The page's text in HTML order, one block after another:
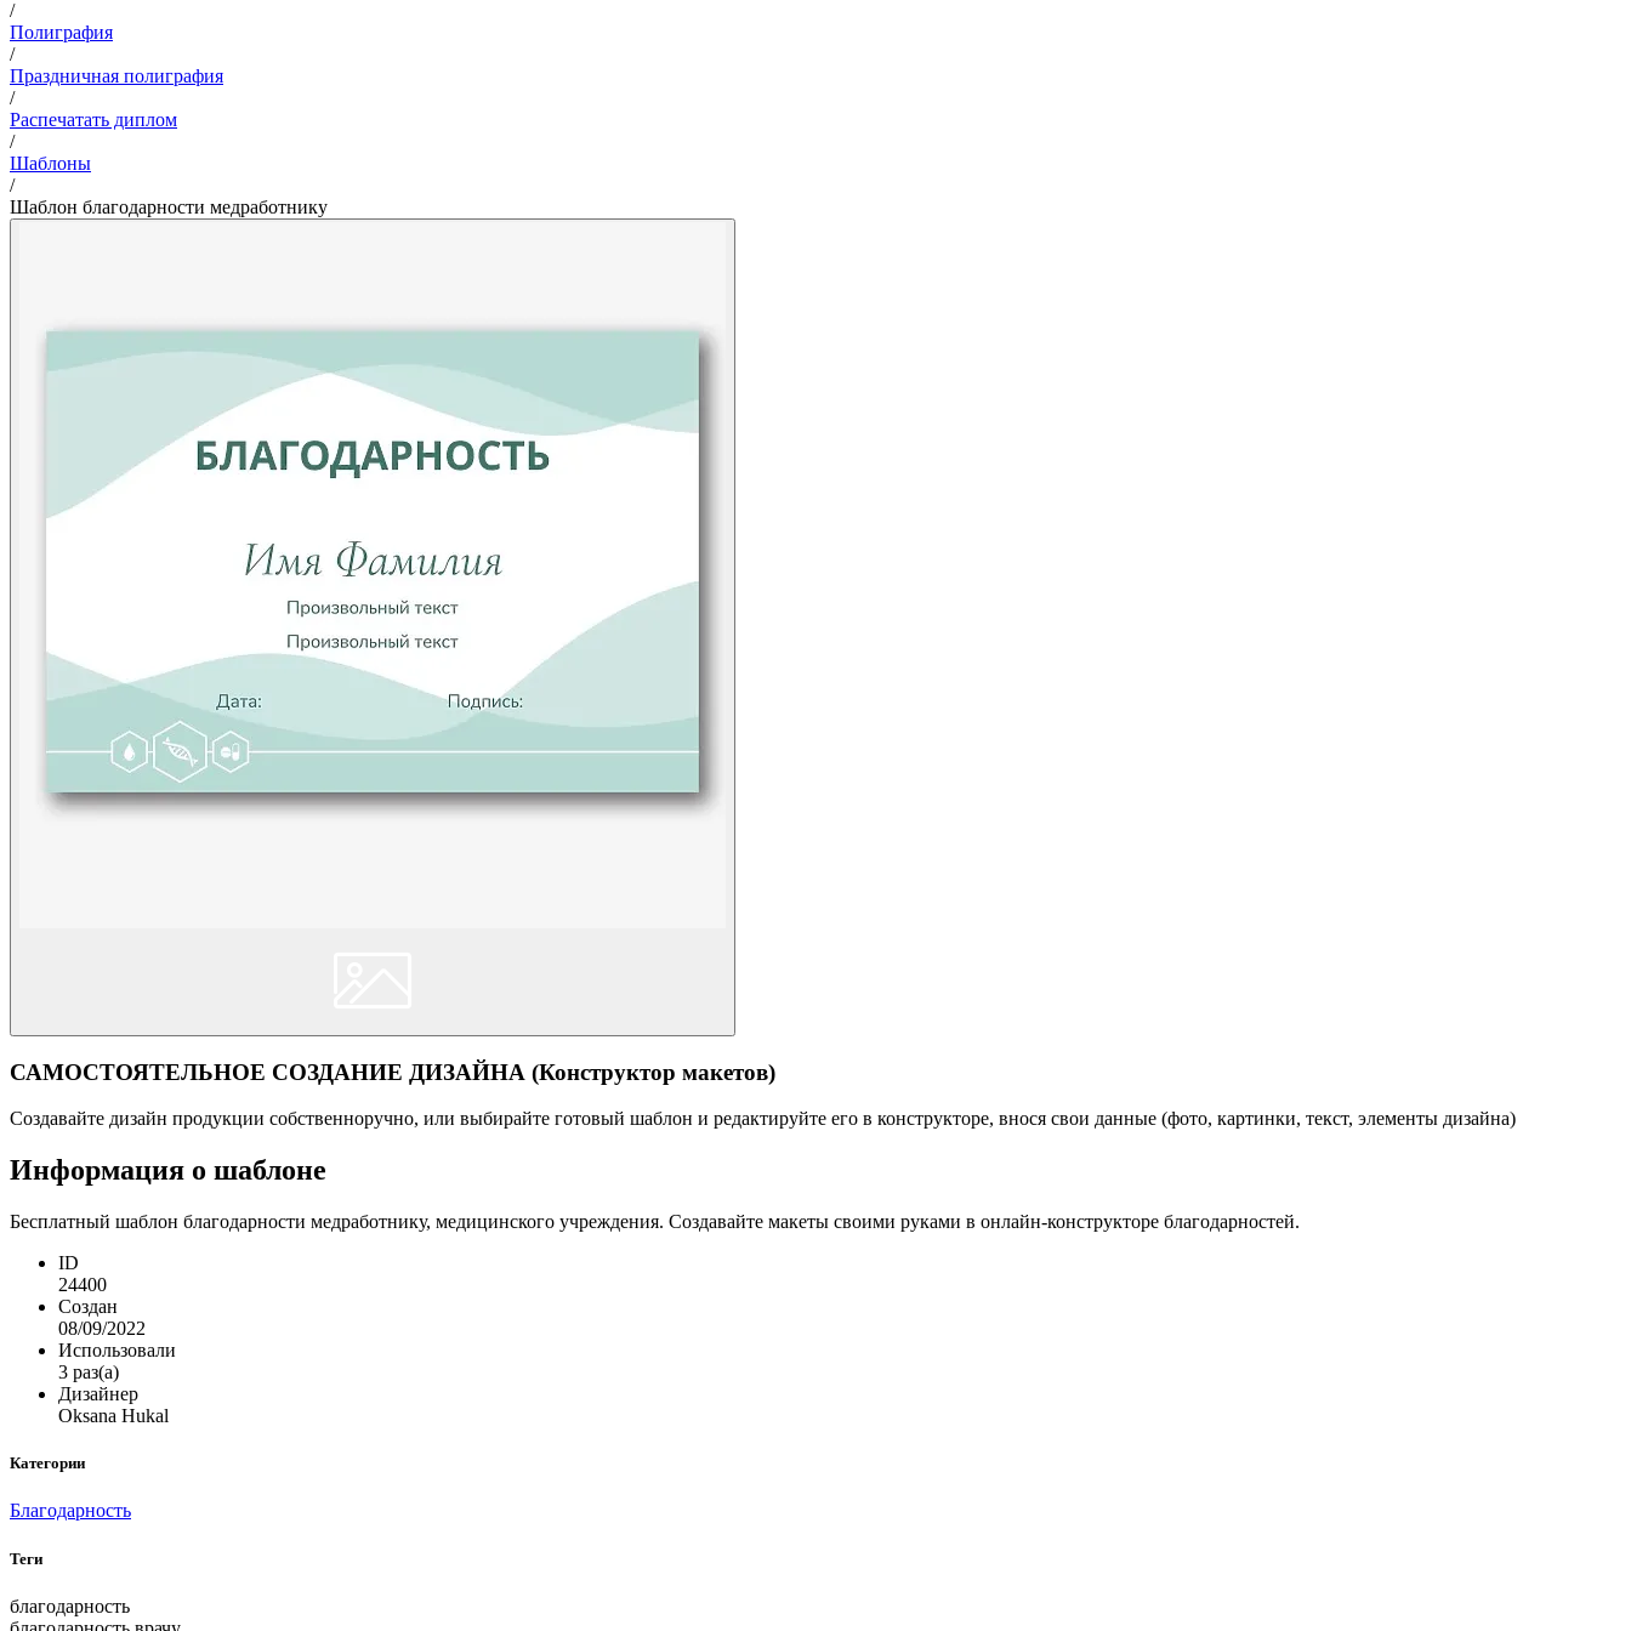
/
Полиграфия
/
Праздничная полиграфия
/
Распечатать диплом
/
Шаблоны
/
Шаблон благодарности медработнику
САМОСТОЯТЕЛЬНОЕ СОЗДАНИЕ ДИЗАЙНА (Конструктор макетов)
Создавайте дизайн продукции собственноручно, или выбирайте готовый шаблон и редактируйте его в конструкторе, внося свои данные (фото, картинки, текст, элементы дизайна)
Информация о шаблоне
Бесплатный шаблон благодарности медработнику, медицинского учреждения. Создавайте макеты своими руками в онлайн-конструкторе благодарностей.
ID
24400
Создан
08/09/2022
Использовали
3 раз(а)
Дизайнер
Oksana Hukal
Категории
Благодарность
Теги
благодарность